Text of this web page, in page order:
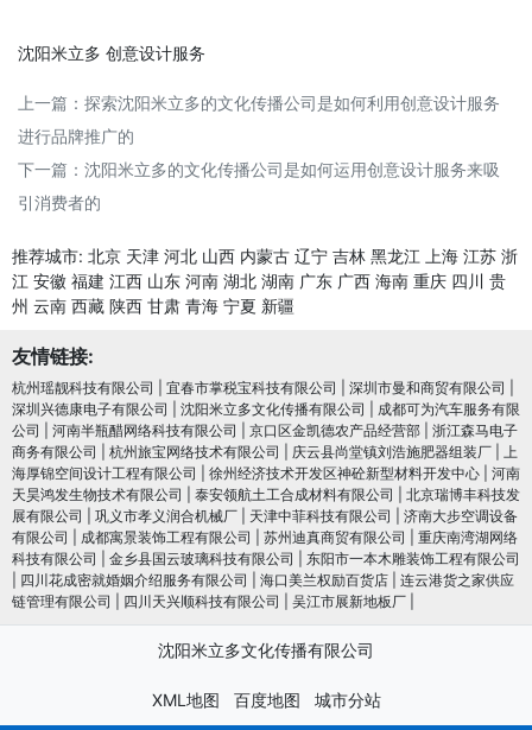
沈阳米立多 创意设计服务
上一篇： 探索沈阳米立多的文化传播公司是如何利用创意设计服务
进行品牌推广的
下一篇： 沈阳米立多的文化传播公司是如何运用创意设计服务来吸
引消费者的
推荐城市: 北京 天津 河北 山西 内蒙古 辽宁 吉林 黑龙江 上海 江苏 浙
江 安徽 福建 江西 山东 河南 湖北 湖南 广东 广西 海南 重庆 四川 贵
州 云南 西藏 陕西 甘肃 青海 宁夏 新疆
友情链接:
杭州瑶靓科技有限公司 宜春市掌税宝科技有限公司 深圳市曼和商贸有限公司
深圳兴德康电子有限公司
沈阳米立多文化传播有限公司
成都可为汽车服务有限
公司
河南半瓶醋网络科技有限公司 京口区金凯德农产品经营部
浙江森马电子
商务有限公司
杭州旅宝网络技术有限公司 庆云县尚堂镇刘浩施肥器组装厂
上
海厚锦空间设计工程有限公司
徐州经济技术开发区神砼新型材料开发中心
河南
天昊鸿发生物技术有限公司
泰安领航土工合成材料有限公司
北京瑞博丰科技发
展有限公司
巩义市孝义润合机械厂 天津中菲科技有限公司
济南大步空调设备
有限公司
成都寓景装饰工程有限公司 苏州迪真商贸有限公司
重庆南湾湖网络
科技有限公司
金乡县国云玻璃科技有限公司
东阳市一本木雕装饰工程有限公司
四川花成密就婚姻介绍服务有限公司 海口美兰权励百货店
连云港货之家供应
链管理有限公司
四川天兴顺科技有限公司 吴江市展新地板厂
沈阳米立多文化传播有限公司
XML地图 百度地图 城市分站